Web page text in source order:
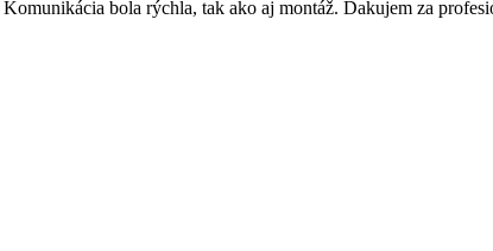
bola rýchla, tak ako aj montáž. Ďakujem za